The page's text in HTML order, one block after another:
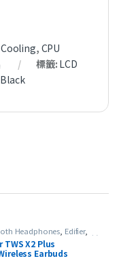
Cooling, CPU
標籤: LCD
Headphones Edifier,
In-Ear Headphones 最新
TWS X2 Plus
Earbuds